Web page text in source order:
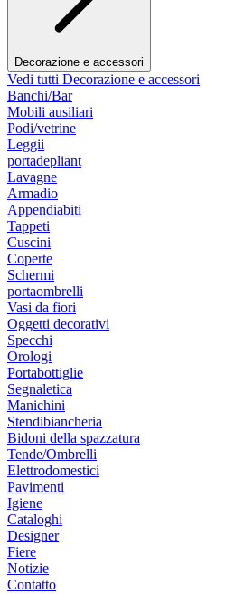
Decorazione e accessori
Vedi tutti Decorazione e accessori
Banchi/Bar
Mobili ausiliari
Podi/vetrine
Leggii
portadepliant
Lavagne
Armadio
Appendiabiti
Tappeti
Cuscini
Coperte
Schermi
portaombrelli
Vasi da fiori
Oggetti decorativi
Specchi
Orologi
Portabottiglie
Segnaletica
Manichini
Stendibiancheria
Bidoni della spazzatura
Tende/Ombrelli
Elettrodomestici
Pavimenti
Igiene
Cataloghi
Designer
Fiere
Notizie
Contatto